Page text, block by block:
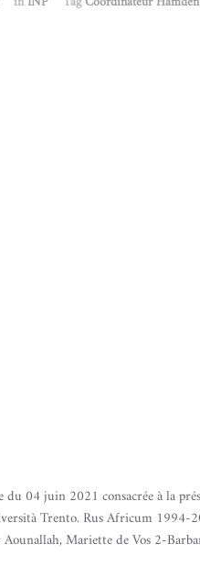
du 04 juin 2021 consacrée à la
Trento. Rus Africum 1994-
Mariette de Vos 2-